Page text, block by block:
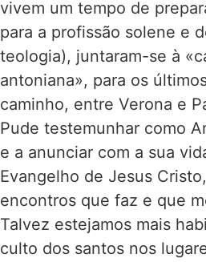
vivem um tempo de
para a profissão solene e
teologia), juntaram-se à
antoniana», para os
caminho, entre Verona e
Pude testemunhar como
e a anunciar com a sua
Evangelho de Jesus
encontros que faz e que
Talvez estejamos mais
culto dos santos nos